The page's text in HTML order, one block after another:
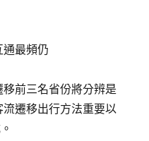
最頻仍
前三名省份將分辨是
遷移出行方法重要以